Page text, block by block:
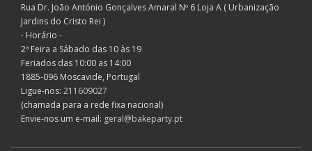
Rua Dr. João António Gonçalves Amaral Nº 6 Loja A ( Urbanização
Jardins do Cristo Rei )
- Horário -
2ª Feira a Sábado das 10 às 19
Feriados das 10:00 as 14:00
1885-096 Moscavide, Portugal
Ligue-nos: 211609027
(chamada para a rede fixa nacional)
Envie-nos um e-mail: geral@bakeparty.pt